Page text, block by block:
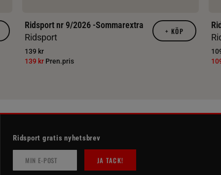
Ridsport nr 9/2026 -Sommarextra
Ridsport
139 kr
139 kr Pren.pris
+ KÖP
Ridsport gratis nyhetsbrev
JA TACK!